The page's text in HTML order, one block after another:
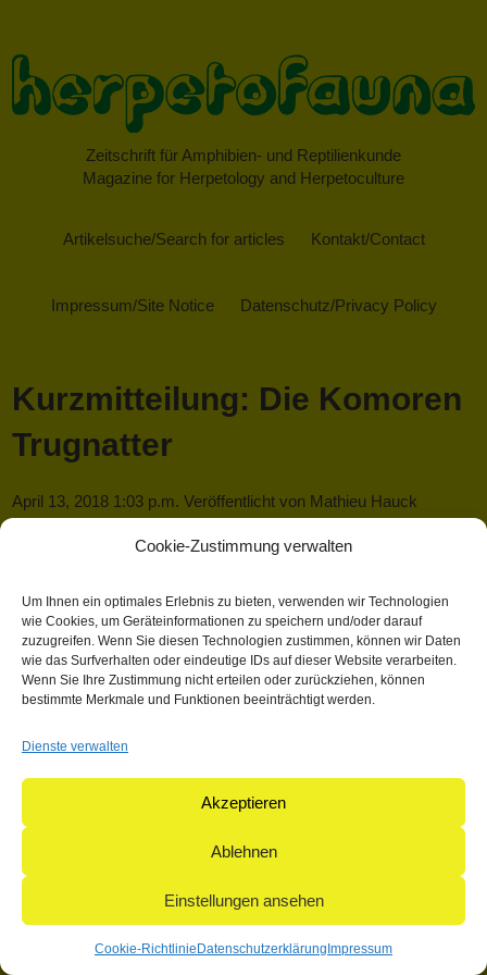
Cookie-Zustimmung verwalten
Um Ihnen ein optimales Erlebnis zu bieten, verwenden wir Technologien
wie Cookies, um Geräteinformationen zu speichern und/oder darauf
zuzugreifen. Wenn Sie diesen Technologien zustimmen, können wir Daten
wie das Surfverhalten oder eindeutige IDs auf dieser Website verarbeiten.
Wenn Sie Ihre Zustimmung nicht erteilen oder zurückziehen, können
bestimmte Merkmale und Funktionen beeinträchtigt werden.
Dienste verwalten
Akzeptieren
Ablehnen
Einstellungen ansehen
Cookie-Richtlinie Datenschutzerklärung Impressum
Zeitschrift für Amphibien- und Reptilienkunde
Magazine for Herpetology and Herpetoculture
Artikelsuche/Search for articles Kontakt/Contact
Impressum/Site Notice Datenschutz/Privacy Policy
Kurzmitteilung: Die Komoren
Trugnatter
April 13, 2018 1:03 p.m. Veröffentlicht von Mathieu Hauck
Kategorisiert in: Allgemein
Suchen
Suchen